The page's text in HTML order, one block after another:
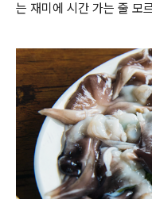
는 재미에 시간 가는 줄 모